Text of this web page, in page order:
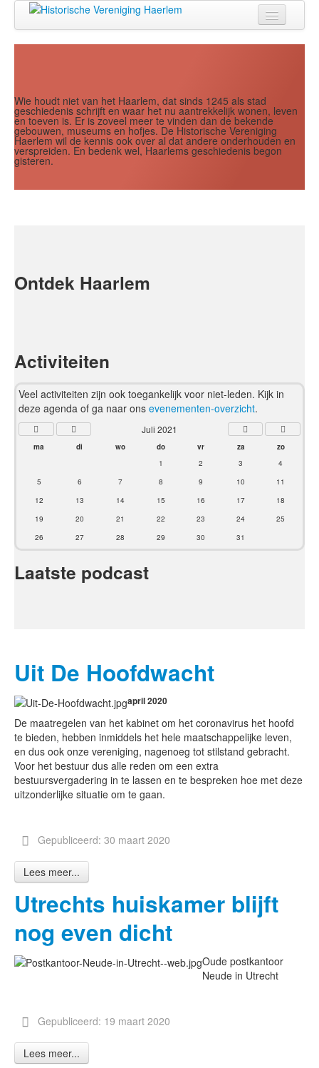
Zien
Lezen
Over ons
Wie houdt niet van het Haarlem, dat sinds 1245 als stad
geschiedenis schrijft en waar het nu aantrekkelijk wonen, leven
en toeven is. Er is zoveel meer te vinden dan de bekende
gebouwen, museums en hofjes. De Historische Vereniging
Haerlem wil de kennis ook over al dat andere onderhouden en
verspreiden. En bedenk wel, Haarlems geschiedenis begon
gisteren.
Ontdek Haarlem
Activiteiten
Veel activiteiten zijn ook toegankelijk voor niet-leden. Kijk in
deze agenda of ga naar ons evenementen-overzicht.
Jaar Maand Jaar
Maand
Juli 2021
ma di wo do vr za
zo
1
2 3
4
5
6 7 8 9 10
11
12
13 14 15 16 17
18
19
20 21 22 23 24
25
26
27 28 29 30 31
Laatste podcast
Uit De Hoofdwacht
april 2020
De maatregelen van het kabinet om het coronavirus het hoofd
te bieden, hebben inmiddels het hele maatschappelijke leven,
en dus ook onze vereniging, nagenoeg tot stilstand gebracht.
Voor het bestuur dus alle reden om een extra
bestuursvergadering in te lassen en te bespreken hoe met deze
uitzonderlijke situatie om te gaan.
Gepubliceerd: 30 maart 2020
Lees meer...
Utrechts huiskamer blijft
nog even dicht
Oude postkantoor
Neude in Utrecht
Gepubliceerd: 19 maart 2020
Lees meer...